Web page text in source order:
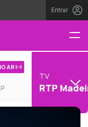
Entrar
AR
TV
RTP